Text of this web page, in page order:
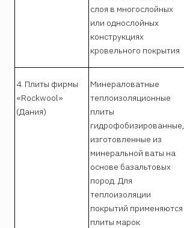
слоя в многослойных
или однослойных
конструкциях
кровельного покрытия
4. Плиты фирмы
«Rockwool»
(Дания)
Минераловатные
теплоизоляционные
плиты
гидрофобизированные,
изготовленные из
минеральной ваты на
основе базальтовых
пород. Для
теплоизоляции
покрытий применяются
плиты марок